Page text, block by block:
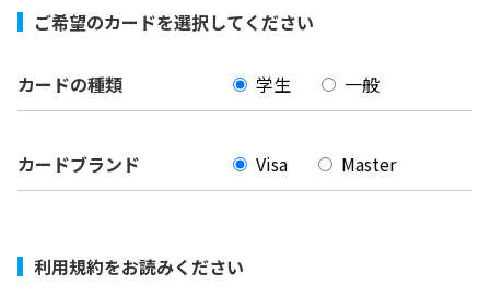
ご希望のカードを選択してください
カードの種類 学生 一般
カードブランド Visa Master
利用規約をお読みください